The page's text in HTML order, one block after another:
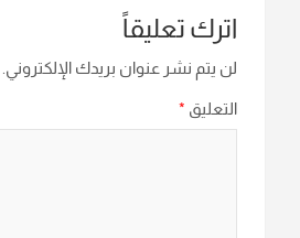
اترك تعليقاً
لن يتم نشر عنوان بريدك الإلكتروني.
التعليق *